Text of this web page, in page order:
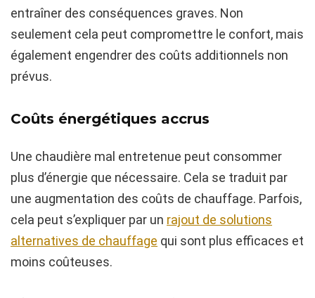
entraîner des conséquences graves. Non
seulement cela peut compromettre le confort, mais
également engendrer des coûts additionnels non
prévus.
Coûts énergétiques accrus
Une chaudière mal entretenue peut consommer
plus d’énergie que nécessaire. Cela se traduit par
une augmentation des coûts de chauffage. Parfois,
cela peut s’expliquer par un rajout de solutions
alternatives de chauffage qui sont plus efficaces et
moins coûteuses.